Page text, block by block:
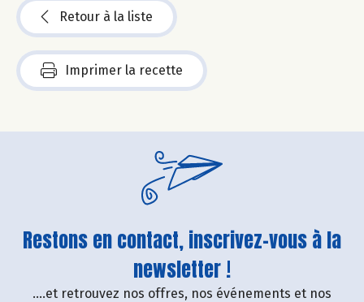
Retour à la liste
Imprimer la recette
Restons en contact, inscrivez-vous à la
newsletter !
....et retrouvez nos offres, nos événements et nos